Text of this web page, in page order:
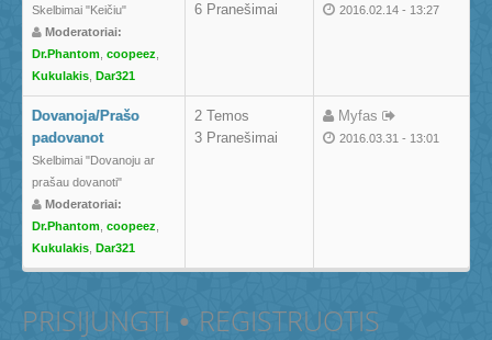
Skelbimai "Keičiu"
Moderatoriai:
Dr.Phantom coopeez
Kukulakis Dar321
6 Pranešimai
2016.02.14 - 13:27
Dovanoja/Prašo
padovanot
Skelbimai "Dovanoju ar
prašau dovanoti"
Moderatoriai:
Dr.Phantom coopeez
Kukulakis Dar321
2 Temos
3 Pranešimai
Myfas
2016.03.31 - 13:01
PRISIJUNGTI • REGISTRUOTIS